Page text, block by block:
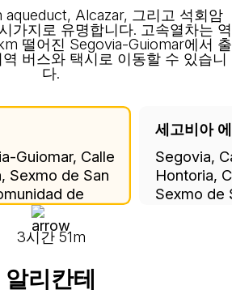
aqueduct, Alcazar, 그리고 석회암
가지로 유명합니다. 고속열차는 역
떨어진 Segovia-Guiomar에서 출
버스와 택시로 이동할 수 있습니
다.
Guiomar, Calle
Sexmo de San
de
León, 40195,
세고비아
Segovia,
Hontoria,
Sexmo de
3시간 51m
알리칸테